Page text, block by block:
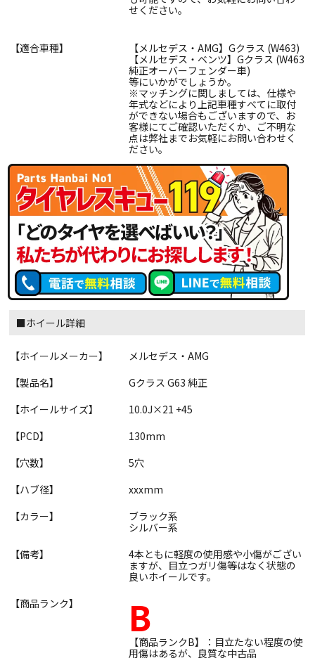
せください。
【適合車種】
【メルセデス・AMG】Gクラス (W463)
【メルセデス・ベンツ】Gクラス (W463
純正オーバーフェンダー車)
等にいかがでしょうか。
※マッチングに関しましては、仕様や
年式などにより上記車種すべてに取付
ができない場合もございますので、お
客様にてご確認いただくか、ご不明な
点は弊社までお気軽にお問い合わせく
ださい。
■ホイール詳細
【ホイールメーカー】
メルセデス・AMG
【製品名】
Gクラス G63 純正
【ホイールサイズ】
10.0J×21 +45
【PCD】
130mm
【穴数】
5穴
【ハブ径】
xxxmm
【カラー】
ブラック系
シルバー系
【備考】
4本ともに軽度の使用感や小傷がござい
ますが、目立つガリ傷等はなく状態の
良いホイールです。
【商品ランク】
B
【商品ランクB】：目立たない程度の使
用傷はあるが、良質な中古品